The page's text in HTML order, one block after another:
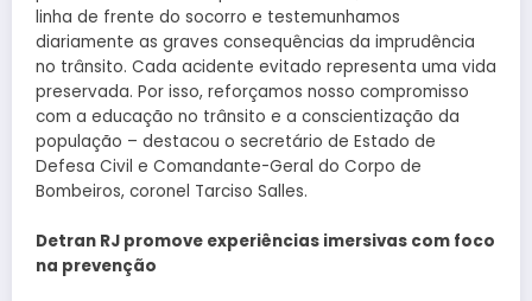
linha de frente do socorro e testemunhamos
diariamente as graves consequências da imprudência
no trânsito. Cada acidente evitado representa uma vida
preservada. Por isso, reforçamos nosso compromisso
com a educação no trânsito e a conscientização da
população – destacou o secretário de Estado de
Defesa Civil e Comandante-Geral do Corpo de
Bombeiros, coronel Tarciso Salles.
Detran RJ promove experiências imersivas com foco
na prevenção